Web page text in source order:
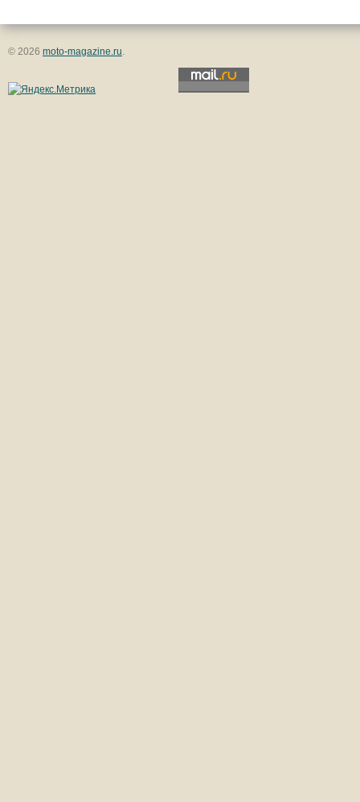
© 2026 moto-magazine.ru.